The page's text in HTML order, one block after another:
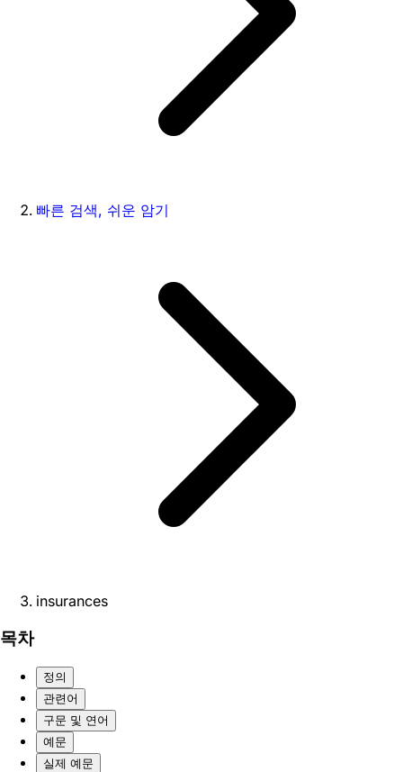
빠른 검색, 쉬운 암기
insurances
목차
정의
관련어
구문 및 연어
예문
실제 예문